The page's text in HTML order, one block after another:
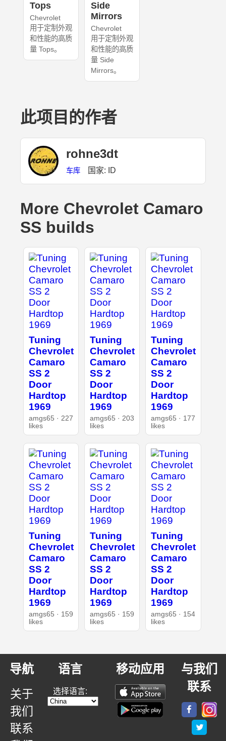
Tops
Chevrolet
用于定制外观
和性能的高质
量 Tops。
Side
Mirrors
Chevrolet
用于定制外观
和性能的高质
量 Side
Mirrors。
此项目的作者
rohne3dt
车库 国家: ID
More Chevrolet Camaro
SS builds
Tuning
Chevrolet
Camaro
SS 2
Door
Hardtop
1969
amgs65 · 227
likes
Tuning
Chevrolet
Camaro
SS 2
Door
Hardtop
1969
amgs65 · 203
likes
Tuning
Chevrolet
Camaro
SS 2
Door
Hardtop
1969
amgs65 · 177
likes
Tuning
Chevrolet
Camaro
SS 2
Door
Hardtop
1969
amgs65 · 159
likes
Tuning
Chevrolet
Camaro
SS 2
Door
Hardtop
1969
amgs65 · 159
likes
Tuning
Chevrolet
Camaro
SS 2
Door
Hardtop
1969
amgs65 · 154
likes
导航
关于
我们
联系
语言
选择语言:
移动应用
与我们
联系